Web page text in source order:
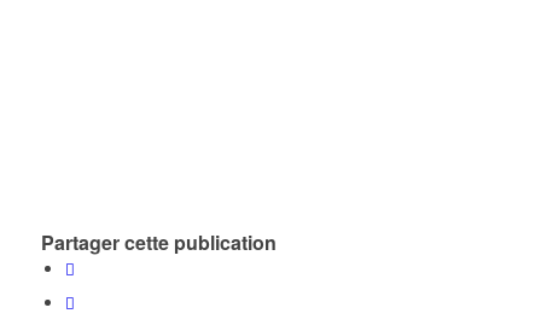
Partager cette publication